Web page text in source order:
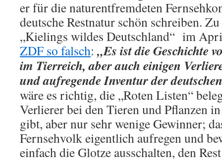
er für die naturentfremdeten
deutsche Restnatur schön schreiben.
„Kielings wildes Deutschland“ im
ZDF so falsch:„Es ist die Geschichte
im Tierreich, aber auch einigen
und aufregende Inventur der
wäre es richtig, die „Roten Listen“
Verlierer bei den Tieren und Pflanzen
gibt, aber nur sehr wenige Gewinner;
Fernsehvolk eigentlich aufregen und
einfach die Glotze ausschalten, den